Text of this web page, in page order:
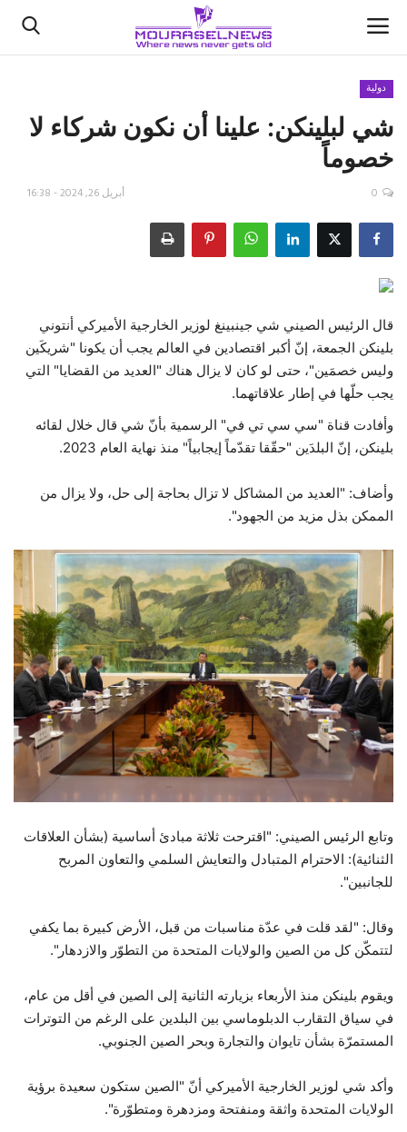
الأخبار
كتّابنا
اقتصاد
رياضة
فيديو
حياة
دولية
شي لبلينكن: علينا أن نكون شركاء لا
خصوماً
أبريل 26, 2024 - 16:38 0
قال الرئيس الصيني شي جينبينغ لوزير الخارجية الأميركي أنتوني
بلينكن الجمعة، إنّ أكبر اقتصادين في العالم يجب أن يكونا "شريكَين
وليس خصمَين"، حتى لو كان لا يزال هناك "العديد من القضايا" التي
يجب حلّها في إطار علاقاتهما.
وأفادت قناة "سي سي تي في" الرسمية بأنّ شي قال خلال لقائه
بلينكن، إنّ البلدَين "حقّقا تقدّماً إيجابياً" منذ نهاية العام 2023.
وأضاف: "العديد من المشاكل لا تزال بحاجة إلى حل، ولا يزال من
الممكن بذل مزيد من الجهود".
وتابع الرئيس الصيني: "اقترحت ثلاثة مبادئ أساسية (بشأن العلاقات
الثنائية): الاحترام المتبادل والتعايش السلمي والتعاون المربح
للجانبين".
وقال: "لقد قلت في عدّة مناسبات من قبل، الأرض كبيرة بما يكفي
لتتمكّن كل من الصين والولايات المتحدة من التطوّر والازدهار".
ويقوم بلينكن منذ الأربعاء بزيارته الثانية إلى الصين في أقل من عام،
في سياق التقارب الدبلوماسي بين البلدين على الرغم من التوترات
المستمرّة بشأن تايوان والتجارة وبحر الصين الجنوبي.
وأكد شي لوزير الخارجية الأميركي أنّ "الصين ستكون سعيدة برؤية
الولايات المتحدة واثقة ومنفتحة ومزدهرة ومتطوّرة".